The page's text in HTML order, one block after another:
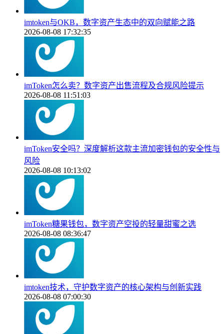
imtoken与OKB，数字资产生态中的双向赋能之路
2026-08-08 17:32:35
imToken怎么卖？数字资产出售流程及合规风险提示
2026-08-08 11:51:03
imToken安全吗？深度解析这款主流加密钱包的安全性与
风险
2026-08-08 10:13:02
imToken糖果钱包，数字资产空投的轻量甜蜜之选
2026-08-08 08:36:47
imtoken技术，守护数字资产的核心架构与创新实践
2026-08-08 07:00:30